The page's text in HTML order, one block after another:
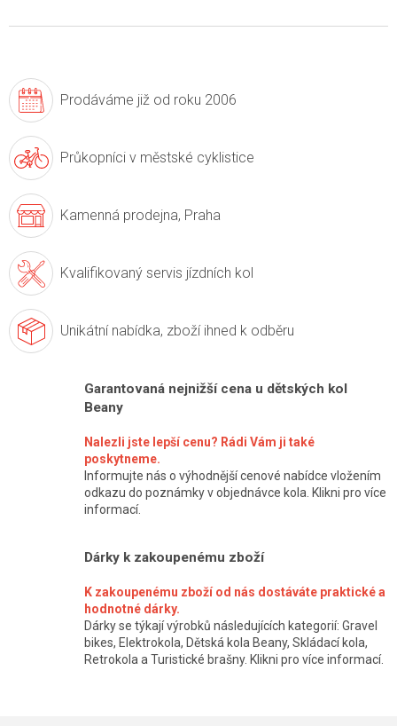
Prodáváme již od roku 2006
Průkopníci v městské cyklistice
Kamenná prodejna, Praha
Kvalifikovaný servis jízdních kol
Unikátní nabídka, zboží ihned k odběru
Garantovaná nejnižší cena u dětských kol
Beany
Nalezli jste lepší cenu? Rádi Vám ji také
poskytneme.
Informujte nás o výhodnější cenové nabídce vložením
odkazu do poznámky v objednávce kola. Klikni pro více
informací.
Dárky k zakoupenému zboží
K zakoupenému zboží od nás dostáváte praktické a
hodnotné dárky.
Dárky se týkají výrobků následujících kategorií: Gravel
bikes, Elektrokola, Dětská kola Beany, Skládací kola,
Retrokola a Turistické brašny. Klikni pro více informací.